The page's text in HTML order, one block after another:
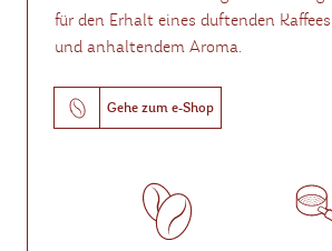
für den Erhalt eines duftenden
und anhaltendem Aroma.
Gehe zum e-Shop